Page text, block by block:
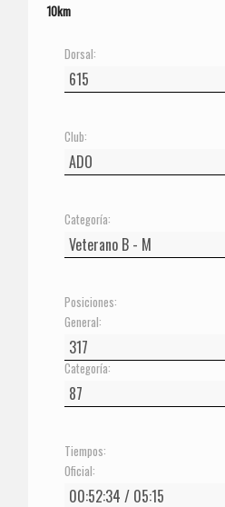
10km
Dorsal:
Club:
Categoría:
Posiciones:
General:
Categoría:
Tiempos:
Oficial: